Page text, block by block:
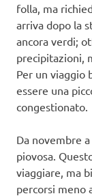
folla, ma
arriva dopo la
ancora verdi;
precipitazioni,
Per un viaggio
essere una
congestionato.
Da novembre
piovosa.
viaggiare, ma
percorsi meno